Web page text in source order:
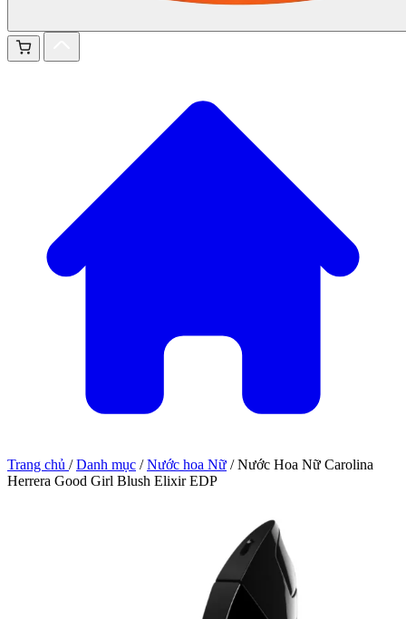
Trang chủ / Danh mục / Nước hoa Nữ / Nước Hoa Nữ Carolina
Herrera Good Girl Blush Elixir EDP